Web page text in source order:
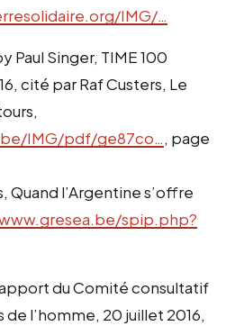
IMG/…
Paul Singer, TIME 100
cité par Raf Custers, Le
IMG/pdf/ge87co…, page
Quand l’Argentine s’offre
spip.php?
du Comité consultatif
l’homme, 20 juillet 2016,